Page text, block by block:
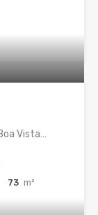
Vista…
73 m²